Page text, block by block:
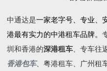
中通达是一家老字号、专业、
港最有实力的中港租车品牌。
圳和香港的深港租车、专车往
香港包车、 粤港租车、广州租